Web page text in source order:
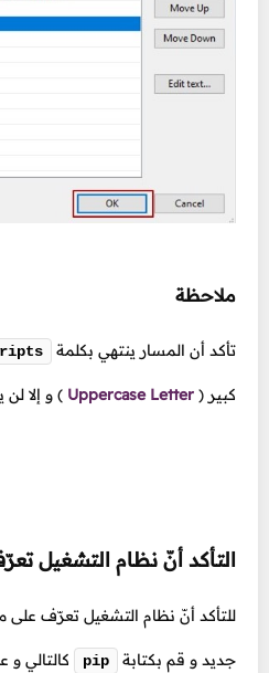
ملاحظة
تأكد أن المسار ينتهي بكلمة
كبير (
Uppercase Letter
) و إلا
التأكد أنّ نظام التشغيل
للتأكد أنّ نظام التشغيل تعرّف على
جديد و قم بكتابة pip كالتالي و